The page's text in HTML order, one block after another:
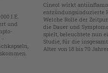
I.E.
und
Cineol wirkt
entzündungsinduzierte
Welche Rolle der
die Dauer und
spielt, beleuchtete nun
Studie, für die
Alter von 18 bis 70